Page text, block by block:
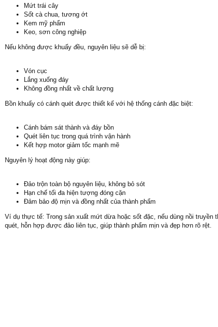
Mứt trái cây
Sốt cà chua, tương ớt
Kem mỹ phẩm
Keo, sơn công nghiệp
Nếu không được khuấy đều, nguyên liệu sẽ dễ bị:
Vón cục
Lắng xuống đáy
Không đồng nhất về chất lượng
Bồn khuấy có cánh quét được thiết kế với hệ thống cánh đặc biệt:
Cánh bám sát thành và đáy bồn
Quét liên tục trong quá trình vận hành
Kết hợp motor giảm tốc mạnh mẽ
Nguyên lý hoạt động này giúp:
Đảo trộn toàn bộ nguyên liệu, không bỏ sót
Hạn chế tối đa hiện tượng đóng cặn
Đảm bảo độ mịn và đồng nhất của thành phẩm
Ví dụ thực tế: Trong sản xuất mứt dừa hoặc sốt đặc, nếu dùng nồi truyền
quét, hỗn hợp được đảo liên tục, giúp thành phẩm mịn và đẹp hơn rõ rệt.